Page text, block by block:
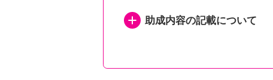
助成内容の記載について